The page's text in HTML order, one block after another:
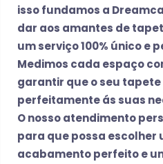
isso fundamos a
dar aos amantes de
um serviço 100% único e
Medimos cada espaço
garantir que o seu
perfeitamente ás suas
O nosso atendimento
para que possa escolher
acabamento perfeito e